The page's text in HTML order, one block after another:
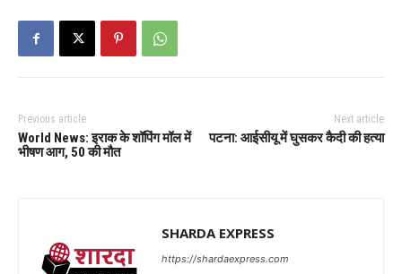
Previous article
World News: इराक के शॉपिंग मॉल में
भीषण आग, 50 की मौत
Next article
पटना: आईसीयू में घुसकर कैदी की हत्या
SHARDA EXPRESS
https://shardaexpress.com